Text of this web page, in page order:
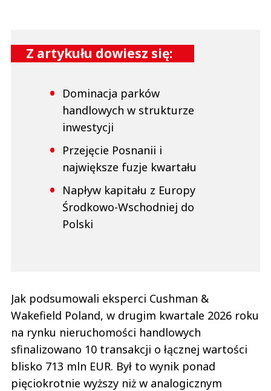
Z artykułu dowiesz się:
Dominacja parków
handlowych w strukturze
inwestycji
Przejęcie Posnanii i
największe fuzje kwartału
Napływ kapitału z Europy
Środkowo-Wschodniej do
Polski
Jak podsumowali eksperci Cushman &
Wakefield Poland, w drugim kwartale 2026 roku
na rynku nieruchomości handlowych
sfinalizowano 10 transakcji o łącznej wartości
blisko 713 mln EUR. Był to wynik ponad
pięciokrotnie wyższy niż w analogicznym